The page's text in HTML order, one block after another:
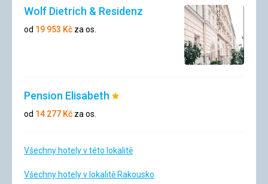
Wolf Dietrich & Residenz
od 19 953 Kč za os.
Pension Elisabeth Hodnocení:
od 14 277 Kč za os.
Všechny hotely v této lokalitě
Všechny hotely v lokalitě Rakousko